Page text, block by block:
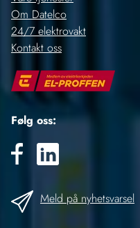
Om Datelco
24/7 elektrovakt
Kontakt oss
Følg oss:
Meld på nyhetsvarsel